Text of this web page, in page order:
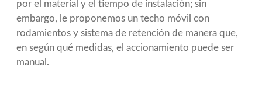
por el material y el tiempo de instalación; sin
embargo, le proponemos un techo móvil con
rodamientos y sistema de retención de manera que,
en según qué medidas, el accionamiento puede ser
manual.